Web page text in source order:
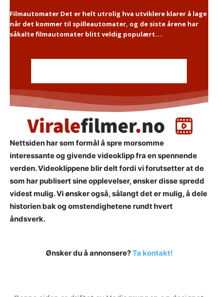
Filmautomater Det er helt utrolig hva utviklere klarer å lage
når det kommer til spilleautomater, og de siste årene har
såkalte filmautomater blitt veldig populært....
Nettsiden har som formål å spre morsomme
interessante og givende videoklipp fra en spennende
verden. Videoklippene blir delt fordi vi forutsetter at de
som har publisert sine opplevelser, ønsker disse spredd
videst mulig. Vi ønsker også, sålangt det er mulig, å dele
historien bak og omstendighetene rundt hvert
åndsverk.
Ønsker du å annonsere?Ta kontakt!